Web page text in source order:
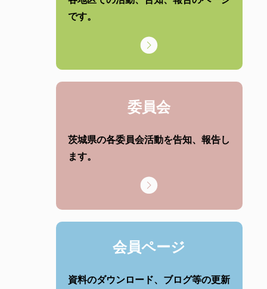
です。
委員会
茨城県の各委員会活動を告知、報告し
ます。
会員ページ
資料のダウンロード、ブログ等の更新